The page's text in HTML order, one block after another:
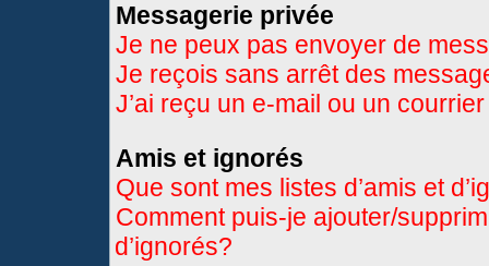
Messagerie privée
Je ne peux pas envoyer de
Je reçois sans arrêt des
J’ai reçu un e-mail ou un
Amis et ignorés
Que sont mes listes d’amis et
Comment puis-je ajouter/
d’ignorés?